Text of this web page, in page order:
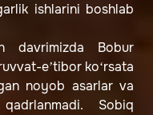
ishlarini boshlab
davrimizda Bobur
e’tibor ko‘rsata
noyob asarlar va
Sobiq